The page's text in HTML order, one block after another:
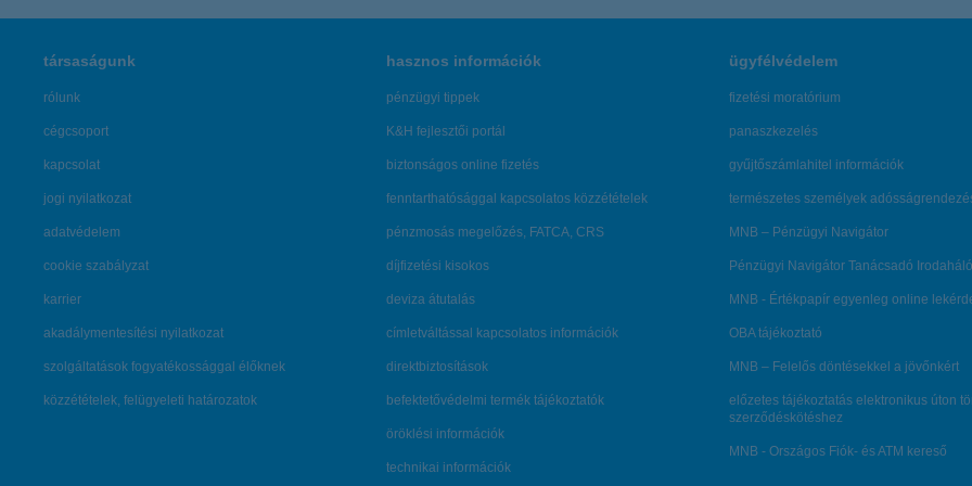
társaságunk
rólunk
cégcsoport
kapcsolat
jogi nyilatkozat
adatvédelem
cookie szabályzat
karrier
akadálymentesítési nyilatkozat
szolgáltatások fogyatékossággal élőknek
közzétételek, felügyeleti határozatok
hasznos információk
pénzügyi tippek
K&H fejlesztői portál
biztonságos online fizetés
fenntarthatósággal kapcsolatos közzétételek
pénzmosás megelőzés, FATCA, CRS
díjfizetési kisokos
deviza átutalás
címletváltással kapcsolatos információk
direktbiztosítások
befektetővédelmi termék tájékoztatók
öröklési információk
technikai információk
ügyfélvédelem
fizetési moratórium
panaszkezelés
gyűjtőszámlahitel információk
természetes személyek
MNB – Pénzügyi Navigátor
Pénzügyi Navigátor Tanácsadó
MNB - Értékpapír egyenleg online
OBA tájékoztató
MNB – Felelős döntésekkel a jövőnkért
előzetes tájékoztatás elektronikus úton
szerződéskötéshez
MNB - Országos Fiók- és ATM kereső